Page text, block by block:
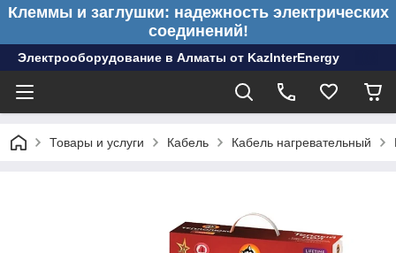
Клеммы и заглушки: надежность электрических
соединений!
Электрооборудование в Алматы от KazInterEnergy
Товары и услуги Кабель Кабель нагревательный